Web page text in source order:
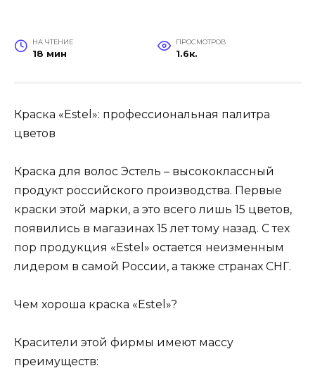
НА ЧТЕНИЕ
18 мин
ПРОСМОТРОВ
1.6к.
Краска «Estel»: профессиональная палитра
цветов
Краска для волос Эстель – высококлассный
продукт российского производства. Первые
краски этой марки, а это всего лишь 15 цветов,
появились в магазинах 15 лет тому назад. С тех
пор продукция «Estel» остается неизменным
лидером в самой России, а также странах СНГ.
Чем хороша краска «Estel»?
Красители этой фирмы имеют массу
преимуществ: